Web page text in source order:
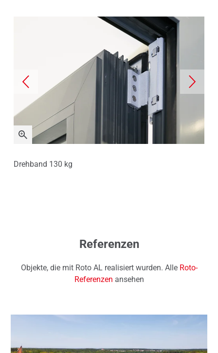
Drehband 130 kg
Referenzen
Objekte, die mit Roto AL realisiert wurden. Alle Roto-
Referenzen ansehen